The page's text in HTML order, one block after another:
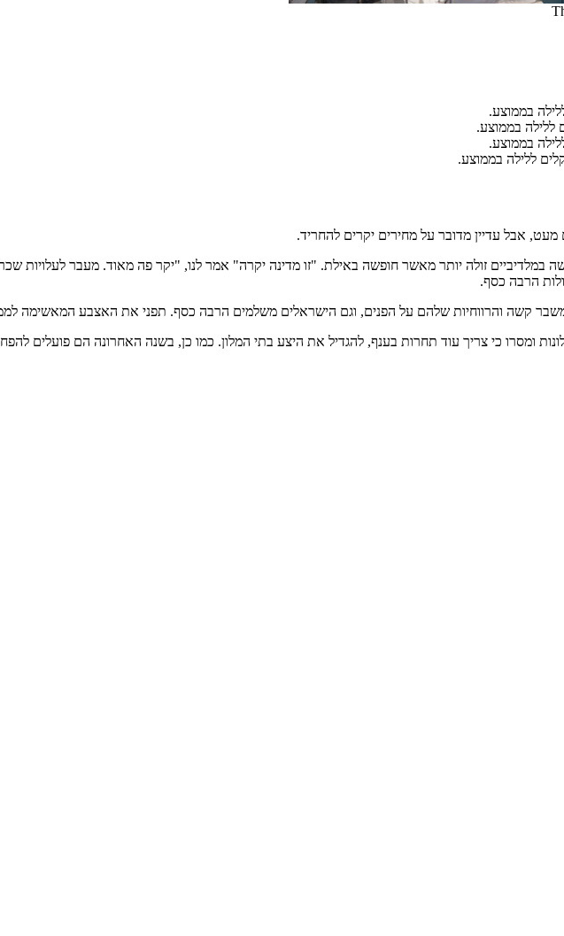
אבל עדיין מדובר על מחירים יקרים להחריד.
במלדיביים זולה יותר מאשר חופשה באילת. "זו מדינה יקרה" אמר לנו, "יקר פה מאוד. מעבר לעלויות
הרבה כסף.
קשה והרווחיות שלהם על הפנים, וגם הישראלים משלמים הרבה כסף. תפני את האצבע המאשימה
ומסרו כי צריך עוד תחרות בענף, להגדיל את היצע בתי המלון. כמו כן, בשנה האחרונה הם פועלים